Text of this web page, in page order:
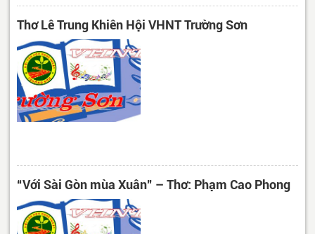
Thơ Lê Trung Khiên Hội VHNT Trường Sơn
“Với Sài Gòn mùa Xuân” – Thơ: Phạm Cao Phong